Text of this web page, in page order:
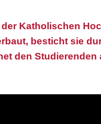
Katholischen
besticht sie
den Studierenden